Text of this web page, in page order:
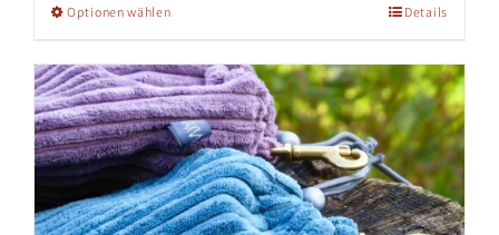
Optionen wählenDieses
weist
mehrere
Varianten
auf.
Die
Optionen
Details